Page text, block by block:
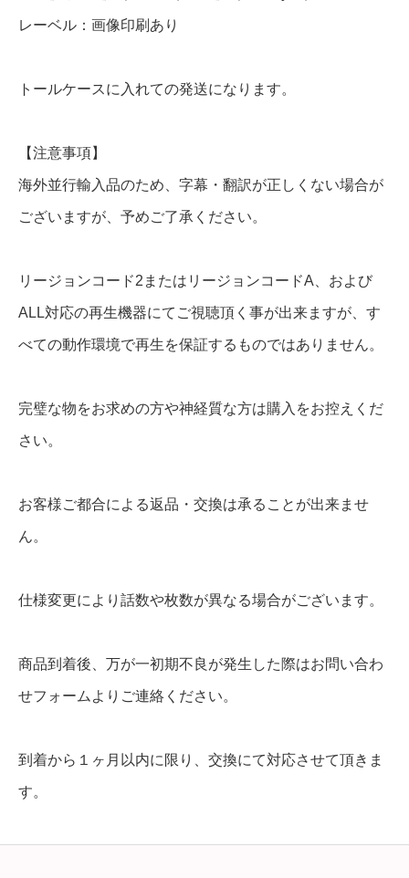
r
レーベル：画像印刷あり
トールケースに入れての発送になります。
【注意事項】
海外並行輸入品のため、字幕・翻訳が正しくない場合が
ございますが、予めご了承ください。
リージョンコード2またはリージョンコードA、および
ALL対応の再生機器にてご視聴頂く事が出来ますが、す
べての動作環境で再生を保証するものではありません。
完璧な物をお求めの方や神経質な方は購入をお控えくだ
さい。
お客様ご都合による返品・交換は承ることが出来ませ
ん。
仕様変更により話数や枚数が異なる場合がございます。
商品到着後、万が一初期不良が発生した際はお問い合わ
せフォームよりご連絡ください。
到着から１ヶ月以内に限り、交換にて対応させて頂きま
す。